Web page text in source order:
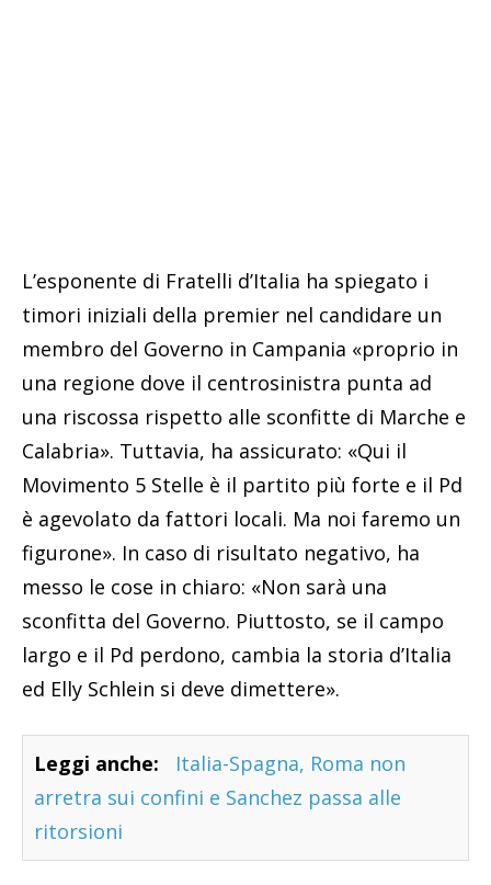
L’esponente di Fratelli d’Italia ha spiegato i
timori iniziali della premier nel candidare un
membro del Governo in Campania «proprio in
una regione dove il centrosinistra punta ad
una riscossa rispetto alle sconfitte di Marche e
Calabria». Tuttavia, ha assicurato: «Qui il
Movimento 5 Stelle è il partito più forte e il Pd
è agevolato da fattori locali. Ma noi faremo un
figurone». In caso di risultato negativo, ha
messo le cose in chiaro: «Non sarà una
sconfitta del Governo. Piuttosto, se il campo
largo e il Pd perdono, cambia la storia d’Italia
ed Elly Schlein si deve dimettere».
Leggi anche:
Italia-Spagna, Roma non
arretra sui confini e Sanchez passa alle
ritorsioni